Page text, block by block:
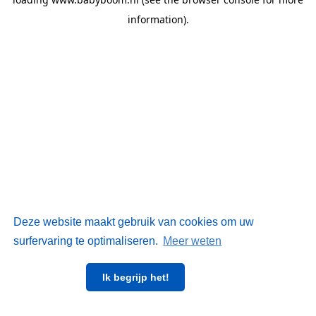
Deze website maakt gebruik van cookies om uw
surfervaring te optimaliseren. Meer weten
Ik begrijp het!
information).